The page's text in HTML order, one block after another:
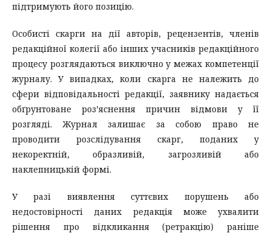
підтримують його позицію.
Особисті скарги на дії авторів, рецензентів, членів
редакційної колегії або інших учасників редакційного
процесу розглядаються виключно у межах компетенції
журналу. У випадках, коли скарга не належить до
сфери відповідальності редакції, заявнику надається
обґрунтоване роз’яснення причин відмови у її
розгляді. Журнал залишає за собою право не
проводити розслідування скарг, поданих у
некоректній, образливій, загрозливій або
наклепницькій формі.
У разі виявлення суттєвих порушень або
недостовірності даних редакція може ухвалити
рішення про відкликання (ретракцію) раніше